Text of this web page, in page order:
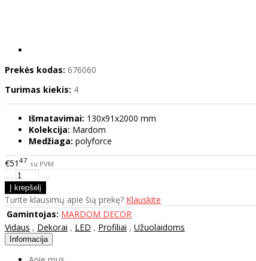
Prekės kodas: 676060
Turimas kiekis: 4
Išmatavimai: 130x91x2000 mm
Kolekcija: Mardom
Medžiaga: polyforce
€51 47 su PVM
Turite klausimų apie šią prekę? Klauskite
Gamintojas: MARDOM DECOR
Vidaus , Dekorai , LED , Profiliai , Užuolaidoms
Informacija